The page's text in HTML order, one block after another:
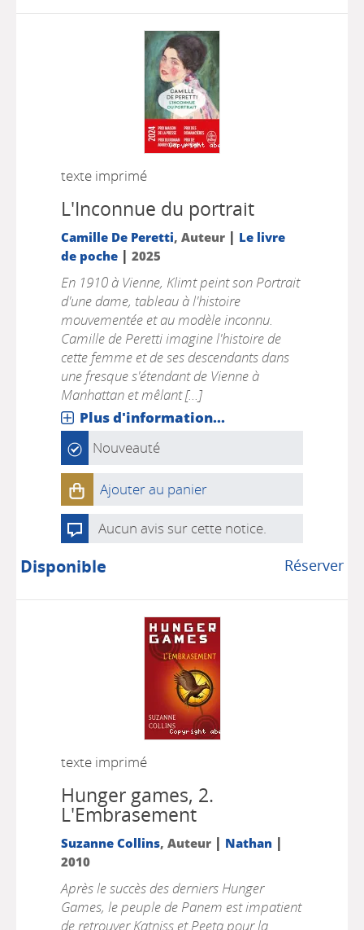
texte imprimé
L'Inconnue du portrait
Camille De Peretti, Auteur | Le livre
de poche| 2025
En 1910 à Vienne, Klimt peint son Portrait
d'une dame, tableau à l'histoire
mouvementée et au modèle inconnu.
Camille de Peretti imagine l'histoire de
cette femme et de ses descendants dans
une fresque s'étendant de Vienne à
Manhattan et mêlant [...]
Plus d'information...
Nouveauté
Ajouter au panier
Aucun avis sur cette notice.
Réserver
Disponible
texte imprimé
Hunger games, 2.
L'Embrasement
Suzanne Collins, Auteur | Nathan |
2010
Après le succès des derniers Hunger
Games, le peuple de Panem est impatient
de retrouver Katniss et Peeta pour la